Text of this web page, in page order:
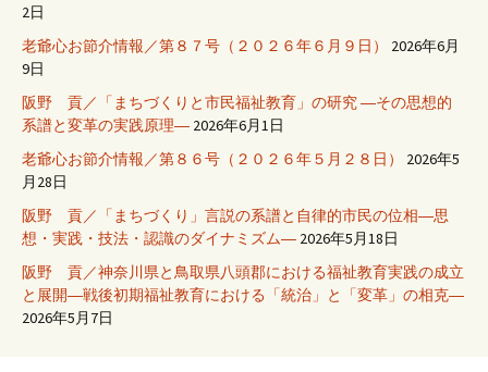
2日
老爺心お節介情報／第８７号（２０２６年６月９日）
2026年6月
9日
阪野 貢／「まちづくりと市民福祉教育」の研究 ―その思想的
系譜と変革の実践原理― 2026年6月1日
老爺心お節介情報／第８６号（２０２６年５月２８日）
2026年5
月28日
阪野 貢／「まちづくり」言説の系譜と自律的市民の位相―思
想・実践・技法・認識のダイナミズム― 2026年5月18日
阪野 貢／神奈川県と鳥取県八頭郡における福祉教育実践の成立
と展開―戦後初期福祉教育における「統治」と「変革」の相克―
2026年5月7日